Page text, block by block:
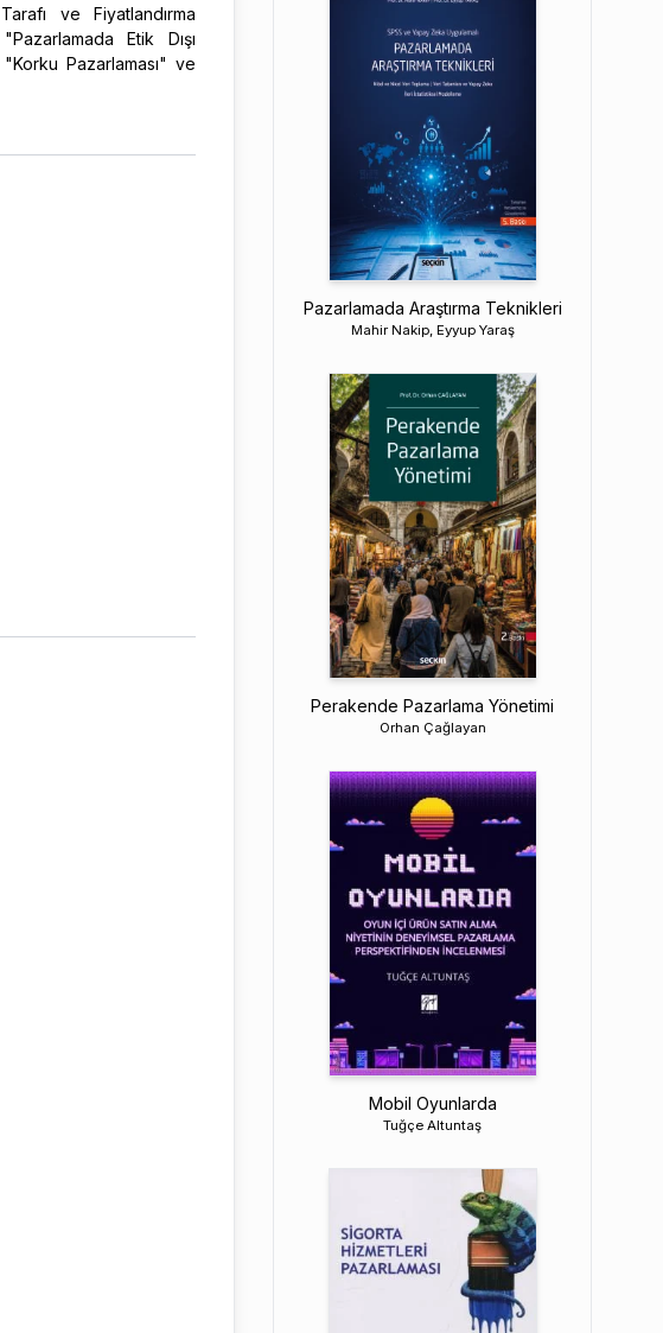
ve Fiyatlandırma
Etik Dışı
Pazarlaması" ve
Pazarlamada Araştırma Teknikleri
Mahir Nakip, Eyyup Yaraş
Perakende Pazarlama Yönetimi
Orhan Çağlayan
Mobil Oyunlarda
Tuğçe Altuntaş